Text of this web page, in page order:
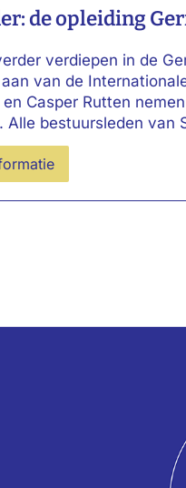
de opleiding
verdiepen in de
van de
en Casper Rutten
Alle bestuursleden van